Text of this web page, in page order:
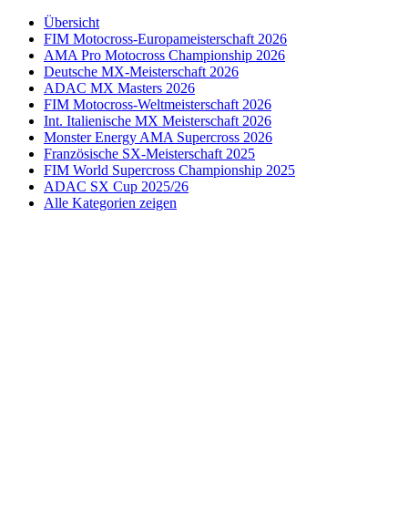
Übersicht
FIM Motocross-Europameisterschaft 2026
AMA Pro Motocross Championship 2026
Deutsche MX-Meisterschaft 2026
ADAC MX Masters 2026
FIM Motocross-Weltmeisterschaft 2026
Int. Italienische MX Meisterschaft 2026
Monster Energy AMA Supercross 2026
Französische SX-Meisterschaft 2025
FIM World Supercross Championship 2025
ADAC SX Cup 2025/26
Alle Kategorien zeigen